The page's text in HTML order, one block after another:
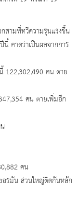
สามที่ทวีความรุนแรงขึ้น
คาดว่าเป็นผลจากการ
122,302,490 คน ตาย
คน ตายเพิ่มอีก
คน
อรมัน ส่วนใหญ่ติดกันหลัก